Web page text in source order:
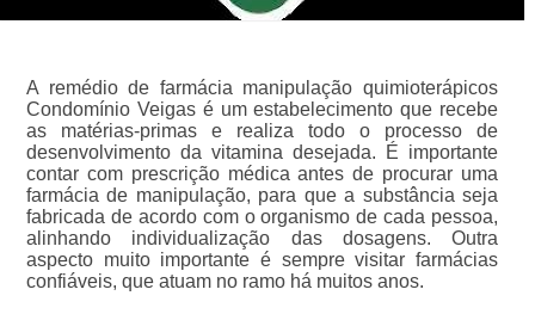
A remédio de farmácia manipulação quimioterápicos
Condomínio Veigas é um estabelecimento que recebe
as matérias-primas e realiza todo o processo de
desenvolvimento da vitamina desejada. É importante
contar com prescrição médica antes de procurar uma
farmácia de manipulação, para que a substância seja
fabricada de acordo com o organismo de cada pessoa,
alinhando individualização das dosagens. Outra
aspecto muito importante é sempre visitar farmácias
confiáveis, que atuam no ramo há muitos anos.